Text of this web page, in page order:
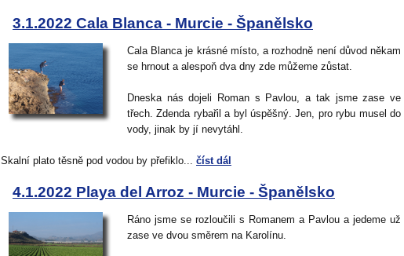
3.1.2022 Cala Blanca - Murcie - Španělsko
Cala Blanca je krásné místo, a rozhodně není důvod někam
se hrnout a alespoň dva dny zde můžeme zůstat.
Dneska nás dojeli Roman s Pavlou, a tak jsme zase ve
třech. Zdenda rybařil a byl úspěšný. Jen, pro rybu musel do
vody, jinak by jí nevytáhl.
Skalní plato těsně pod vodou by přefiklo... číst dál
4.1.2022 Playa del Arroz - Murcie - Španělsko
Ráno jsme se rozloučili s Romanem a Pavlou a jedeme už
zase ve dvou směrem na Karolínu.